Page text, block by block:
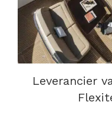
Leverancier